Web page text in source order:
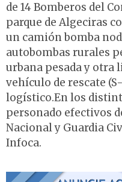
de 14 Bomberos del
parque de Algeciras
un camión bomba
autobombas rurales
urbana pesada y otra
vehículo de rescate
logístico.En los
personado efectivos
Nacional y Guardia
Infoca.